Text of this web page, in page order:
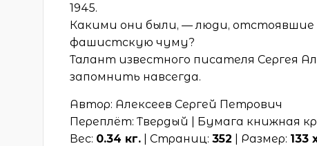
1945.
Какими они были, — люди,
фашистскую чуму?
Талант известного писателя Сергея
запомнить навсегда.
Автор: Алексеев Сергей Петрович
Переплёт: Твердый | Бумага книжная
Вес: 0.34 кг. | Страниц:352 | Размер: 133